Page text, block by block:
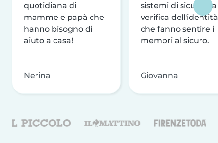
quotidiana di
mamme e papà che
hanno bisogno di
aiuto a casa!
Nerina
sistemi di sicurezza
verifica dell'identità
che fanno sentire i
membri al sicuro.
Giovanna